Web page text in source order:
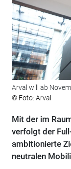
Arval will ab
© Foto: Arval
Mit der im
verfolgt der
ambitionierte
neutralen